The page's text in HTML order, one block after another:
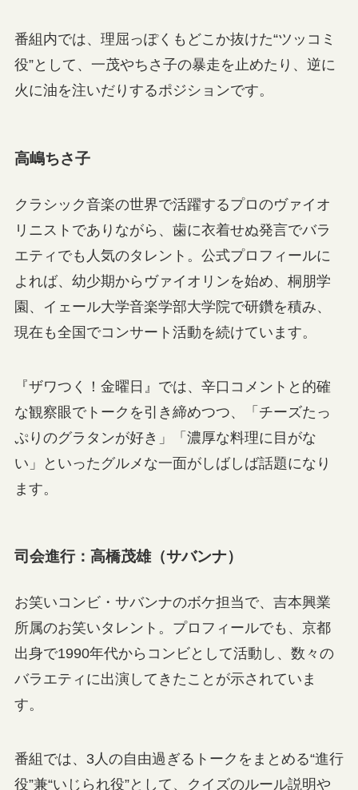
番組内では、理屈っぽくもどこか抜けた“ツッコミ
役”として、一茂やちさ子の暴走を止めたり、逆に
火に油を注いだりするポジションです。
高嶋ちさ子
クラシック音楽の世界で活躍するプロのヴァイオ
リニストでありながら、歯に衣着せぬ発言でバラ
エティでも人気のタレント。公式プロフィールに
よれば、幼少期からヴァイオリンを始め、桐朋学
園、イェール大学音楽学部大学院で研鑽を積み、
現在も全国でコンサート活動を続けています。
『ザワつく！金曜日』では、辛口コメントと的確
な観察眼でトークを引き締めつつ、「チーズたっ
ぷりのグラタンが好き」「濃厚な料理に目がな
い」といったグルメな一面がしばしば話題になり
ます。
司会進行：高橋茂雄（サバンナ）
お笑いコンビ・サバンナのボケ担当で、吉本興業
所属のお笑いタレント。プロフィールでも、京都
出身で1990年代からコンビとして活動し、数々の
バラエティに出演してきたことが示されていま
す。
番組では、3人の自由過ぎるトークをまとめる“進行
役”兼“いじられ役”として、クイズのルール説明や